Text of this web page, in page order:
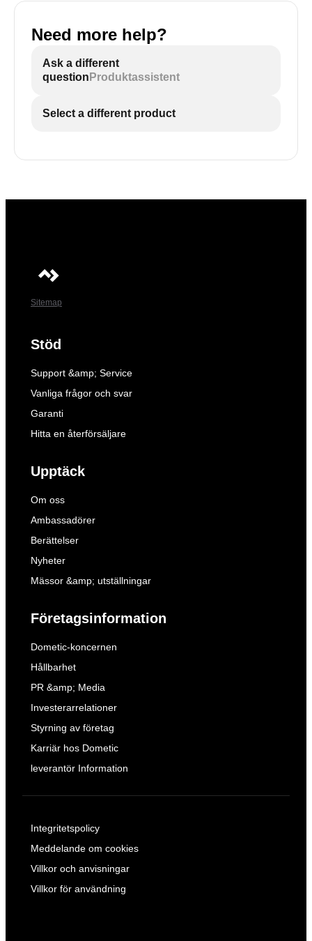
Need more help?
Ask a different
question Produktassistent
Select a different product
Sitemap
Stöd
Support &amp; Service
Vanliga frågor och svar
Garanti
Hitta en återförsäljare
Upptäck
Om oss
Ambassadörer
Berättelser
Nyheter
Mässor &amp; utställningar
Företagsinformation
Dometic-koncernen
Hållbarhet
PR &amp; Media
Investerarrelationer
Styrning av företag
Karriär hos Dometic
leverantör Information
Integritetspolicy
Meddelande om cookies
Villkor och anvisningar
Villkor för användning